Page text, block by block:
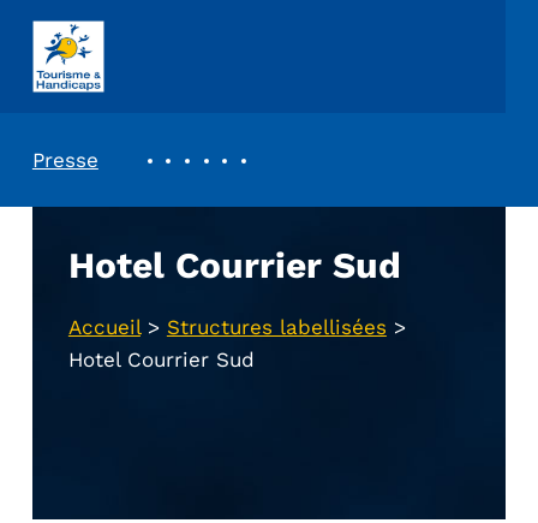
ASSOCIATION TOURISME ET HANDICAPS
Presse
Hotel Courrier Sud
Accueil> Structures labellisées >
Hotel Courrier Sud